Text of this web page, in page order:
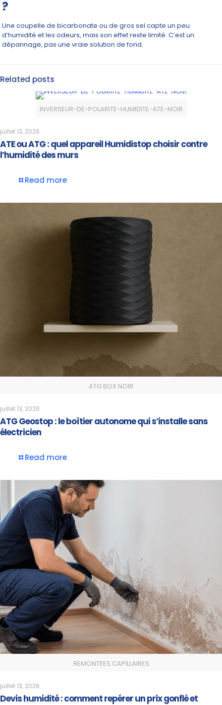
?
Une coupelle de bicarbonate ou de gros sel capte un peu
d’humidité et les odeurs, mais son effet reste limité. C’est un
dépannage, pas une vraie solution de fond.
Related posts
INVERSEUR-DE-POLARITE-HUMIDITE-ATE-NOIR
juillet 13, 2026
ATE ou ATG : quel appareil Humidistop choisir contre
l’humidité des murs
Read more
ATG BOX NOIR
juillet 13, 2026
ATG Geostop : le boîtier autonome qui s’installe sans
électricien
Read more
REMONTEES CAPILLAIRES
juillet 13, 2026
Devis humidité : comment repérer un prix gonflé et